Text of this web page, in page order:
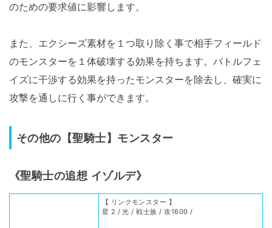
のための要求値に影響します。
また、エクシーズ素材を１つ取り除く事で相手フィールド
のモンスターを１体破壊する効果を持ちます。バトルフェ
イズに干渉する効果を持ったモンスターを除去し、確実に
攻撃を通しに行く事ができます。
その他の【聖騎士】モンスター
《聖騎士の追想 イゾルデ》
【 リンクモンスター 】
星 2 / 光 / 戦士族 / 攻1600 /